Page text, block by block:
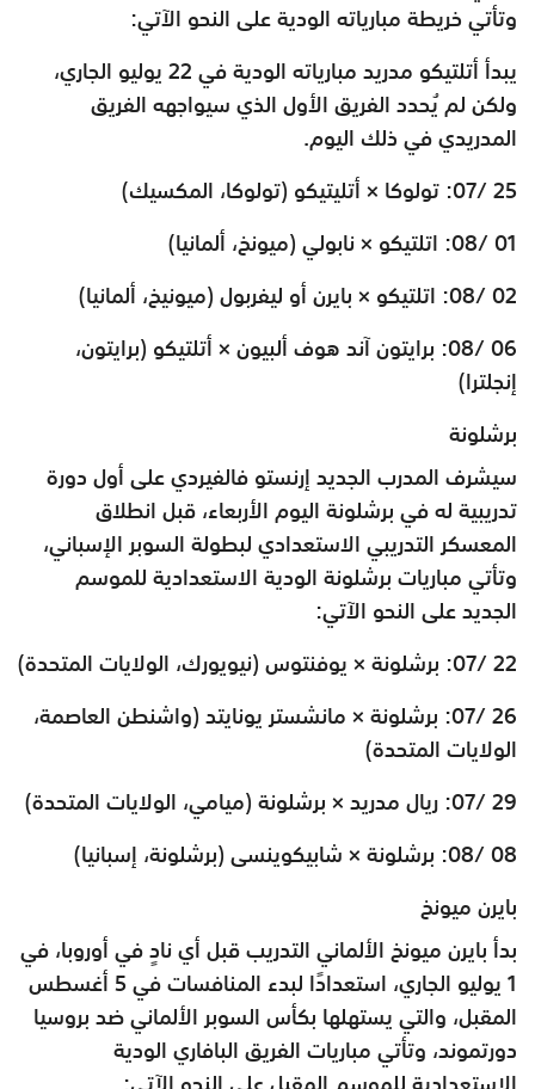
وتأتي خريطة مبارياته الودية على النحو الآتي:
يبدأ أتلتيكو مدريد مبارياته الودية في 22 يوليو الجاري،
ولكن لم يُحدد الفريق الأول الذي سيواجهه الفريق
المدريدي في ذلك اليوم.
25 /07: تولوكا × أتليتيكو (تولوكا، المكسيك)
01 /08: اتلتيكو × نابولي (ميونخ، ألمانيا)
02 /08: اتلتيكو × بايرن أو ليفربول (ميونيخ، ألمانيا)
06 /08: برايتون آند هوف ألبيون × أتلتيكو (برايتون،
إنجلترا)
برشلونة
سيشرف المدرب الجديد إرنستو فالفيردي على أول دورة
تدريبية له في برشلونة اليوم الأربعاء، قبل انطلاق
المعسكر التدريبي الاستعدادي لبطولة السوبر الإسباني،
وتأتي مباريات برشلونة الودية الاستعدادية للموسم
الجديد على النحو الآتي:
22 /07: برشلونة × يوفنتوس (نيويورك، الولايات المتحدة)
26 /07: برشلونة × مانشستر يونايتد (واشنطن العاصمة،
الولايات المتحدة)
29 /07: ريال مدريد × برشلونة (ميامي، الولايات المتحدة)
08 /08: برشلونة × شابيكوينسى (برشلونة، إسبانيا)
بايرن ميونخ
بدأ بايرن ميونخ الألماني التدريب قبل أي نادٍ في أوروبا، في
1 يوليو الجاري، استعدادًا لبدء المنافسات في 5 أغسطس
المقبل، والتي يستهلها بكأس السوبر الألماني ضد بروسيا
دورتموند، وتأتي مباريات الفريق البافاري الودية